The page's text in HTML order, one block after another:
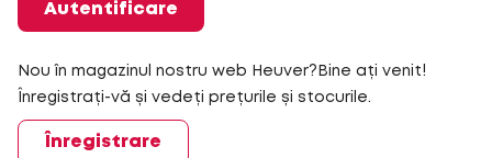
Autentificare
Nou în magazinul nostru web Heuver?Bine ați venit!
Înregistrați-vă și vedeți prețurile și stocurile.
Înregistrare